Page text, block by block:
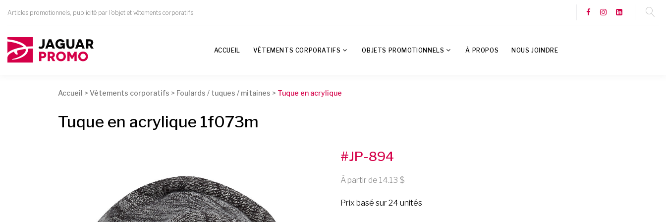
Articles promotionnels, publicité par l'objet et vêtements corporatifs
ACCUEIL VÊTEMENTS CORPORATIFS OBJETS PROMOTIONNELS À PROPOS NOUS JOINDRE
Accueil > Vêtements corporatifs > Foulards / tuques / mitaines > Tuque en acrylique
Tuque en acrylique 1f073m
#JP-894
À partir de 14.13
Prix basé sur 24 unités